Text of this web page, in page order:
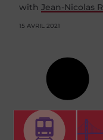
with Jean-Nicolas
15 AVRIL 2021